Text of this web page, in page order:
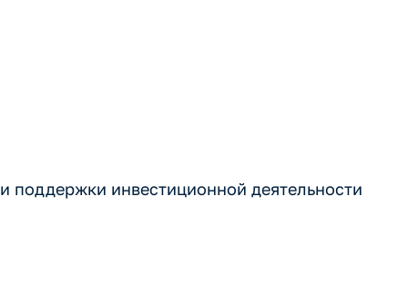
поддержки инвестиционной деятельности